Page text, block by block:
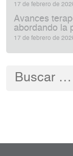
17 de febrero de
Avances
abordando la
17 de febrero de
Buscar: